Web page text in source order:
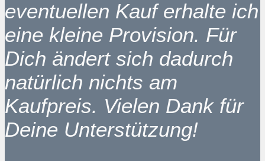
eventuellen Kauf erhalte ich
eine kleine Provision. Für
Dich ändert sich dadurch
natürlich nichts am
Kaufpreis. Vielen Dank für
Deine Unterstützung!